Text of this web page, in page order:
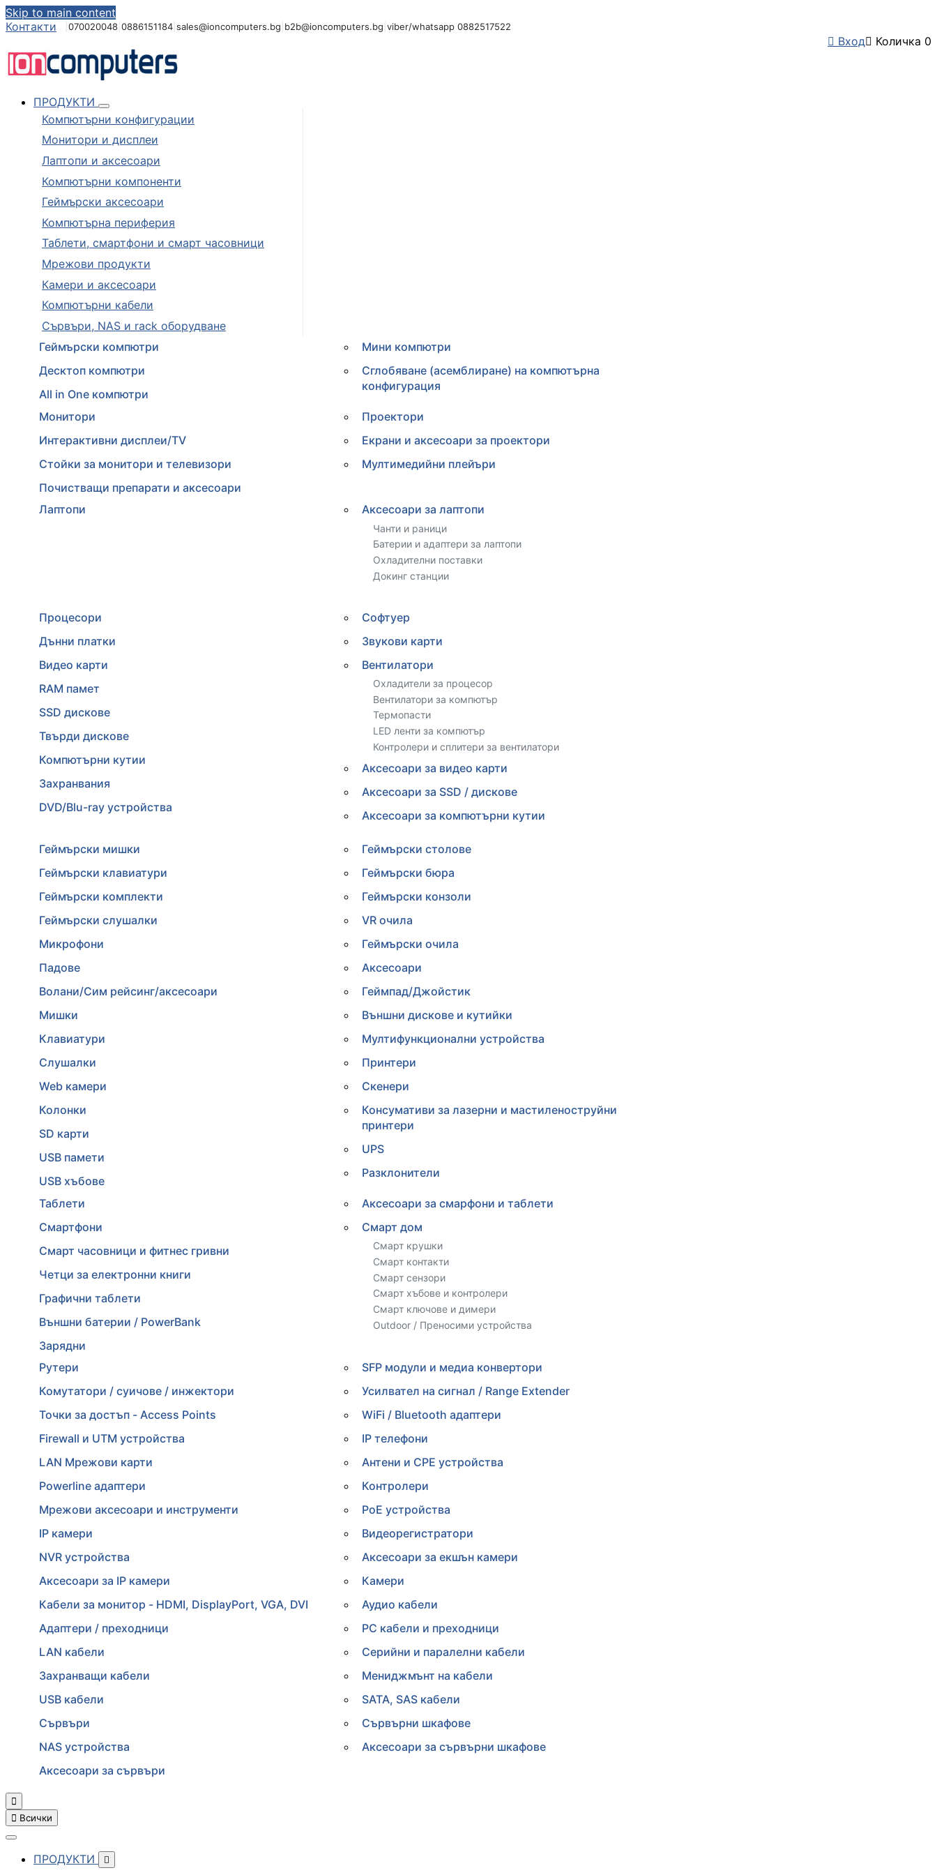
Skip to main content
Контакти
070020048 0886151184 sales@ioncomputers.bg b2b@ioncomputers.bg viber/whatsapp 0882517522
 Вход Количка 0
ПРОДУКТИ
Компютърни конфигурации
Монитори и дисплеи
Лаптопи и аксесоари
Компютърни компоненти
Геймърски аксесоари
Компютърна периферия
Таблети, смартфони и смарт часовници
Мрежови продукти
Камери и аксесоари
Компютърни кабели
Сървъри, NAS и rack оборудване
Геймърски компютри
Десктоп компютри
All in One компютри
Мини компютри
Сглобяване (асемблиране) на компютърна
конфигурация
Монитори
Интерактивни дисплеи/TV
Стойки за монитори и телевизори
Почистващи препарати и аксесоари
Проектори
Екрани и аксесоари за проектори
Мултимедийни плейъри
Лаптопи Аксесоари за лаптопи
Чанти и раници
Батерии и адаптери за лаптопи
Охладителни поставки
Докинг станции
Процесори
Дънни платки
Видео карти
RAM памет
SSD дискове
Твърди дискове
Компютърни кутии
Захранвания
DVD/Blu-ray устройства
Софтуер
Звукови карти
Вентилатори
Охладители за процесор
Вентилатори за компютър
Термопасти
LED ленти за компютър
Контролери и сплитери за вентилатори
Аксесоари за видео карти
Аксесоари за SSD / дискове
Аксесоари за компютърни кутии
Геймърски мишки
Геймърски клавиатури
Геймърски комплекти
Геймърски слушалки
Микрофони
Падове
Волани/Сим рейсинг/аксесоари
Геймърски столове
Геймърски бюра
Геймърски конзоли
VR очила
Геймърски очила
Аксесоари
Геймпад/Джойстик
Мишки
Клавиатури
Слушалки
Web камери
Колонки
SD карти
USB памети
USB хъбове
Външни дискове и кутийки
Мултифункционални устройства
Принтери
Скенери
Консумативи за лазерни и мастиленоструйни
принтери
UPS
Разклонители
Таблети
Смартфони
Смарт часовници и фитнес гривни
Четци за електронни книги
Графични таблети
Външни батерии / PowerBank
Зарядни
Аксесоари за смарфони и таблети
Смарт дом
Смарт крушки
Смарт контакти
Смарт сензори
Смарт хъбове и контролери
Смарт ключове и димери
Outdoor / Преносими устройства
Рутери
Комутатори / суичове / инжектори
Точки за достъп - Access Points
Firewall и UTM устройства
LAN Мрежови карти
Powerline адаптери
Мрежови аксесоари и инструменти
SFP модули и медиа конвертори
Усилвател на сигнал / Range Extender
WiFi / Bluetooth адаптери
IP телефони
Антени и CPE устройства
Контролери
PoE устройства
IP камери
NVR устройства
Аксесоари за IP камери
Видеорегистратори
Аксесоари за екшън камери
Камери
Кабели за монитор - HDMI, DisplayPort, VGA, DVI
Адаптери / преходници
LAN кабели
Захранващи кабели
USB кабели
Аудио кабели
PC кабели и преходници
Серийни и паралелни кабели
Мениджмънт на кабели
SATA, SAS кабели
Сървъри
NAS устройства
Аксесоари за сървъри
Сървърни шкафове
Аксесоари за сървърни шкафове

 Всички
ПРОДУКТИ 